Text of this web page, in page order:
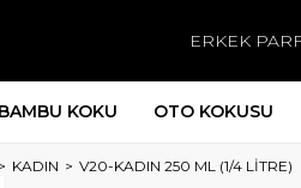
ERKEK
BAMBU KOKU OTO KOKUSU
KADIN V20-KADIN 250 ML (1/4 LİTRE)